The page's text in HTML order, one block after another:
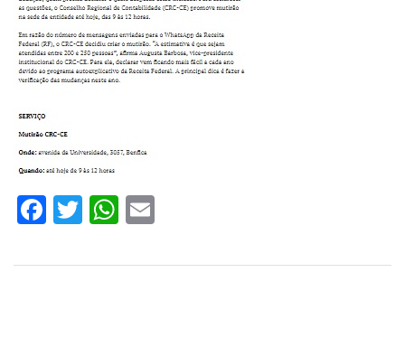
Facebook
TwitterWhatsApp